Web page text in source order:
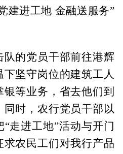
建进工地 金融送服务”
的党员干部前往港辉
坚守岗位的建筑工人
等业务，省去他们到
同时，农行党员干部以
走进工地”活动与开门
农民工们对我行产品